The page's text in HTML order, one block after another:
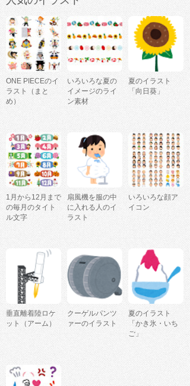
ONE PIECEのイ
ラスト（まと
め）
いろいろな夏の
イメージのライ
ン素材
夏のイラスト
「向日葵」
1月から12月まで
の毎月のタイト
ル文字
扇風機を服の中
に入れる人のイ
ラスト
いろいろな顔ア
イコン
垂直離着陸ロケ
ット（アーム）
クーゲルパンツ
ァーのイラスト
夏のイラスト
「かき氷・いち
ご」